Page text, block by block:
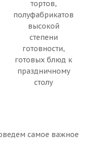
тортов,
полуфабрикатов
высокой
степени
готовности,
готовых блюд к
праздничному
столу
самое важное